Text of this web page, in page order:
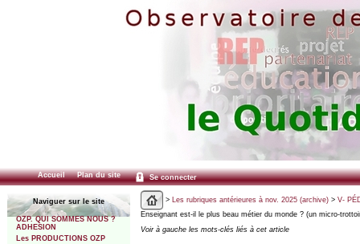
Accueil Plan du site Se connecter
Naviguer sur le site
OZP. QUI SOMMES NOUS ?
ADHESION
Les PRODUCTIONS OZP
> Les rubriques antérieures à nov. 2025 (archive)> V-
Enseignant est-il le plus beau métier du monde ? (un micro-
Voir à gauche les mots-clés liés à cet article